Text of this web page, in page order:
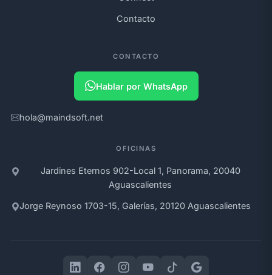
Contacto
CONTACTO
Hablar por WhatsApp
hola@maindsoft.net
OFICINAS
Jardines Eternos 902-Local 1, Panorama, 20040
Aguascalientes
Jorge Reynoso 1703-15, Galerías, 20120 Aguascalientes